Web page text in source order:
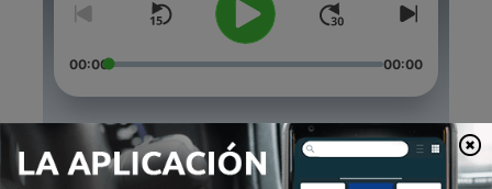
00:00 00:00
Episodios